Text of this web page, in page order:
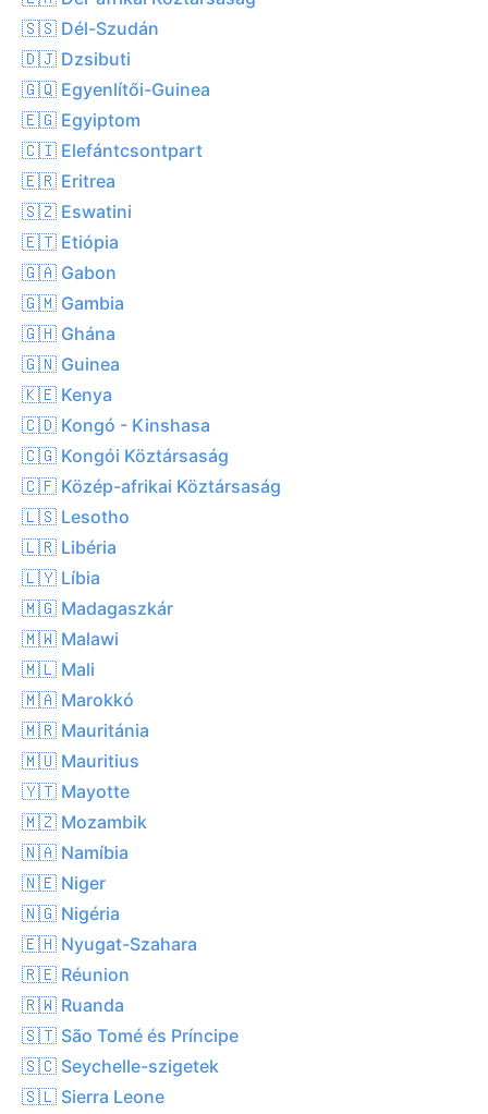
🇸🇸 Dél-Szudán
🇩🇯 Dzsibuti
🇬🇶 Egyenlítői-Guinea
🇪🇬 Egyiptom
🇨🇮 Elefántcsontpart
🇪🇷 Eritrea
🇸🇿 Eswatini
🇪🇹 Etiópia
🇬🇦 Gabon
🇬🇲 Gambia
🇬🇭 Ghána
🇬🇳 Guinea
🇰🇪 Kenya
🇨🇩 Kongó - Kinshasa
🇨🇬 Kongói Köztársaság
🇨🇫 Közép-afrikai Köztársaság
🇱🇸 Lesotho
🇱🇷 Libéria
🇱🇾 Líbia
🇲🇬 Madagaszkár
🇲🇼 Malawi
🇲🇱 Mali
🇲🇦 Marokkó
🇲🇷 Mauritánia
🇲🇺 Mauritius
🇾🇹 Mayotte
🇲🇿 Mozambik
🇳🇦 Namíbia
🇳🇪 Niger
🇳🇬 Nigéria
🇪🇭 Nyugat-Szahara
🇷🇪 Réunion
🇷🇼 Ruanda
🇸🇹 São Tomé és Príncipe
🇸🇨 Seychelle-szigetek
🇸🇱 Sierra Leone